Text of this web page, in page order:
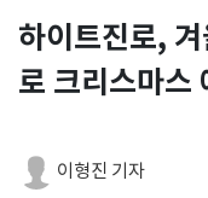
하이트진로,
로 크리스마스
이형진 기자